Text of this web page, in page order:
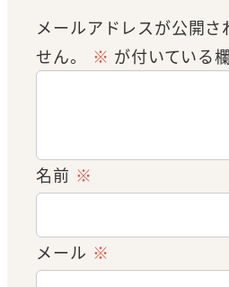
メールアドレスが公開さ
せん。
※ が付いている
名前 ※
メール ※